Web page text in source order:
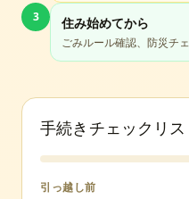
3 住み始めてから
ごみルール確認、防災チ
手続きチェックリス
引っ越し前